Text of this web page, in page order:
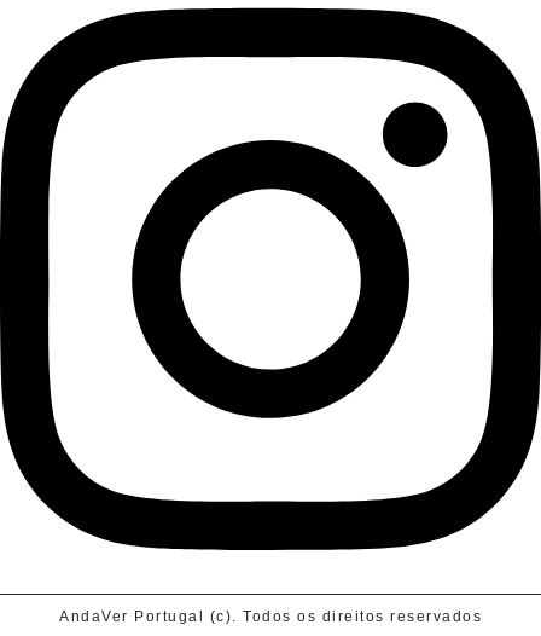
AndaVer Portugal (c). Todos os direitos reservados